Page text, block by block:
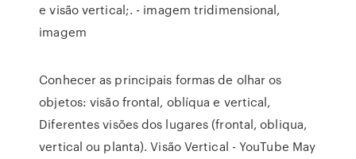
e visão vertical;. - imagem tridimensional,
imagem
Conhecer as principais formas de olhar os
objetos: visão frontal, oblíqua e vertical,
Diferentes visões dos lugares (frontal, obliqua,
vertical ou planta). Visão Vertical - YouTube May